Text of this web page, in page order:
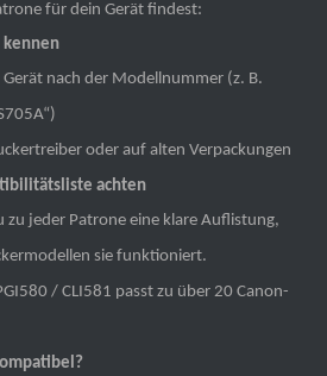
für dein Gerät findest:
kennen
nach der Modellnummer (z. B.
oder auf alten Verpackungen
achten
zu jeder Patrone eine klare Auflistung,
sie funktioniert.
/ CLI581 passt zu über 20 Canon-